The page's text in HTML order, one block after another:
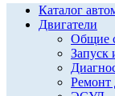
Каталог
Двигатели
Общие
Запуск
Ремонт